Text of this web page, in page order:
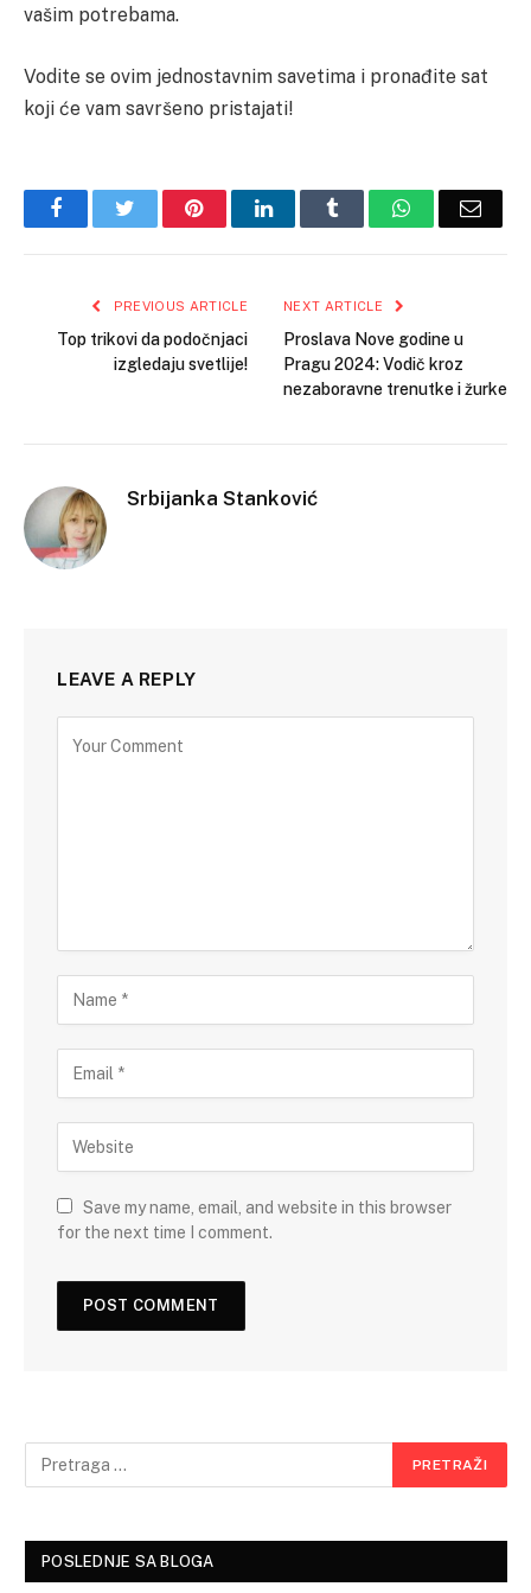
vašim potrebama.
Vodite se ovim jednostavnim savetima i pronađite sat
koji će vam savršeno pristajati!
FacebookTwitter PinterestLinkedInTumblr WhatsAppEmail
PREVIOUS ARTICLE
Top trikovi da podočnjaci
izgledaju svetlije!
NEXT ARTICLE
Proslava Nove godine u
Pragu 2024: Vodič kroz
nezaboravne trenutke i žurke
Srbijanka Stanković
LEAVE A REPLY
Save my name, email, and website in this browser
for the next time I comment.
POSLEDNJE SA BLOGA